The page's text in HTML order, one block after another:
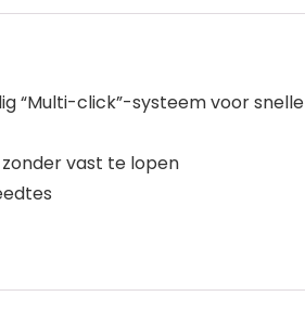
“Multi-click”-systeem voor snelle
vast te lopen